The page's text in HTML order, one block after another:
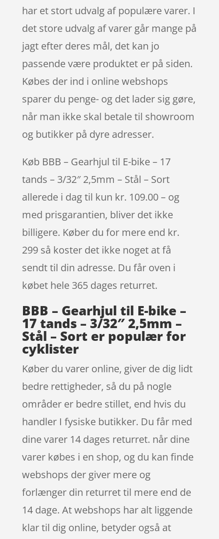
har et stort udvalg af populære varer. I
det store udvalg af varer går mange på
jagt efter deres mål, det kan jo
passende være produktet er på siden.
Købes der ind i online webshops
sparer du penge- og det lader sig gøre,
når man ikke skal betale til showroom
og butikker på dyre adresser.
Køb BBB – Gearhjul til E-bike – 17
tands – 3/32″ 2,5mm – Stål – Sort
allerede i dag til kun kr. 109.00 – og
med prisgarantien, bliver det ikke
billigere. Køber du for mere end kr.
299 så koster det ikke noget at få
sendt til din adresse. Du får oven i
købet hele 365 dages returret.
BBB – Gearhjul til E-bike –
17 tands – 3/32″ 2,5mm –
Stål – Sort er populær for
cyklister
Køber du varer online, giver de dig lidt
bedre rettigheder, så du på nogle
områder er bedre stillet, end hvis du
handler I fysiske butikker. Du får med
dine varer 14 dages returret. når dine
varer købes i en shop, og du kan finde
webshops der giver mere og
forlænger din returret til mere end de
14 dage. At webshops har alt liggende
klar til dig online, betyder også at